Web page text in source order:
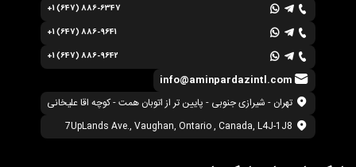
info@aminpardazintl.com
+1 (647) 886-6347
+1 (647) 886-9641
+1 (647) 886-9642
تهران - شیرازی جنوبی - پایین تر از اتوبان همت - کوچه اقا علیخانی
7UpLands Ave., Vaughan, Ontario , Canada, L4J-1J8